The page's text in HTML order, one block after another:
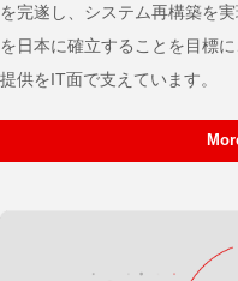
を完遂し、システム再構築を
を日本に確立することを目標
提供をIT面で支えています。